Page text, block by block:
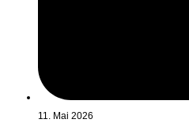
11. Mai 2026